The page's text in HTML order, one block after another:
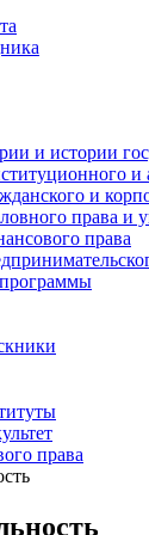
и истории
и
и
права и
права
права